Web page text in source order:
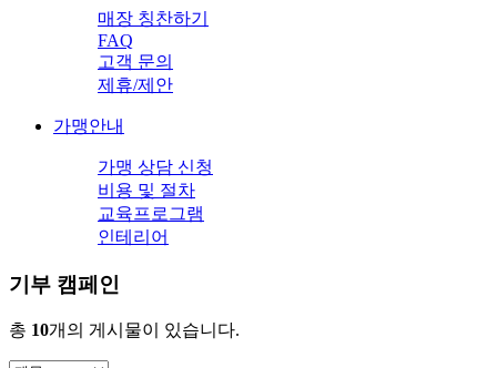
매장 칭찬하기
FAQ
고객 문의
제휴/제안
가맹안내
가맹 상담 신청
비용 및 절차
교육프로그램
인테리어
기부 캠페인
총 10개의 게시물이 있습니다.